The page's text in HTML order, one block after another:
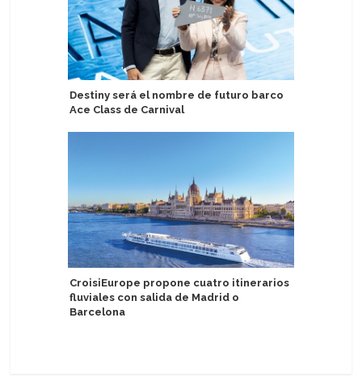
Destiny será el nombre de futuro barco
Ace Class de Carnival
CroisiEurope propone cuatro itinerarios
fluviales con salida de Madrid o
Barcelona